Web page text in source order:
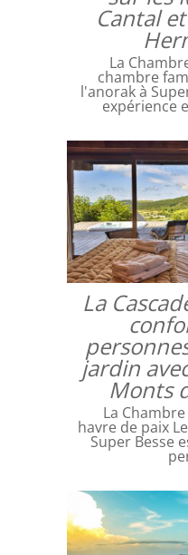
Cantal
La
chambre
l'anorak à
expérience
La
jardin
Monts
La
havre de paix
Super Besse